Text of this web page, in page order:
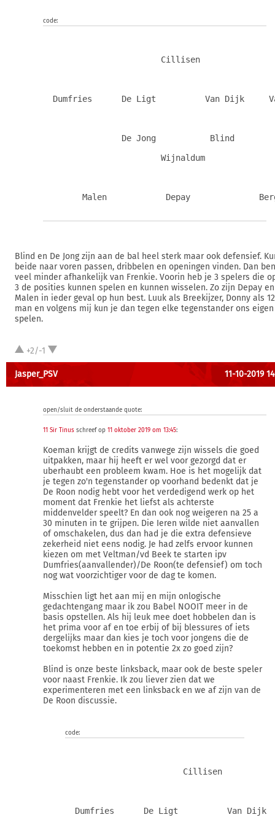
code:
                        Cillisen
Dumfries      De Ligt          Van Dijk
                De Jong           Blind
                        Wijnaldum
Malen            Depay
Blind en De Jong zijn aan de bal heel sterk maar ook defensief.
beide naar voren passen, dribbelen en openingen vinden. Dan
veel minder afhankelijk van Frenkie. Voorin heb je 3 spelers die
3 de posities kunnen spelen en kunnen wisselen. Zo zijn Depay en
Malen in ieder geval op hun best. Luuk als Breekijzer, Donny als
man en volgens mij kun je dan tegen elke tegenstander ons
spelen.
+2/-1
Jasper_PSV 11-10-2019
open/sluit de onderstaande quote:
11 Sir Tinusschreef op 11 oktober 2019 om 13:45:
Koeman krijgt de credits vanwege zijn wissels die goed
uitpakken, maar hij heeft er wel voor gezorgd dat er
uberhaubt een probleem kwam. Hoe is het mogelijk dat
je tegen zo'n tegenstander op voorhand bedenkt dat je
De Roon nodig hebt voor het verdedigend werk op het
moment dat Frenkie het liefst als achterste
middenvelder speelt? En dan ook nog weigeren na 25 a
30 minuten in te grijpen. Die Ieren wilde niet aanvallen
of omschakelen, dus dan had je die extra defensieve
zekerheid niet eens nodig. Je had zelfs ervoor kunnen
kiezen om met Veltman/vd Beek te starten ipv
Dumfries(aanvallender)/De Roon(te defensief) om toch
nog wat voorzichtiger voor de dag te komen.
Misschien ligt het aan mij en mijn onlogische
gedachtengang maar ik zou Babel NOOIT meer in de
basis opstellen. Als hij leuk mee doet hobbelen dan is
het prima voor af en toe erbij of bij blessures of iets
dergelijks maar dan kies je toch voor jongens die de
toekomst hebben en in potentie 2x zo goed zijn?
Blind is onze beste linksback, maar ook de beste speler
voor naast Frenkie. Ik zou liever zien dat we
experimenteren met een linksback en we af zijn van de
De Roon discussie.
code:
                        Cillisen
Dumfries      De Ligt          Van Dijk